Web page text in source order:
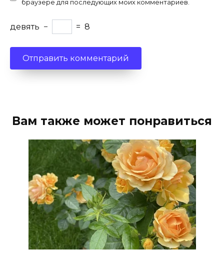
браузере для последующих моих комментариев.
девять − = 8
Вам также может понравиться